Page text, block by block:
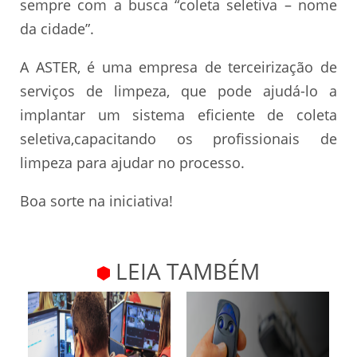
sempre com a busca “coleta seletiva – nome
da cidade”.
A ASTER, é uma empresa de terceirização de
serviços de limpeza, que pode ajudá-lo a
implantar um sistema eficiente de coleta
seletiva,capacitando os profissionais de
limpeza para ajudar no processo.
Boa sorte na iniciativa!
LEIA TAMBÉM